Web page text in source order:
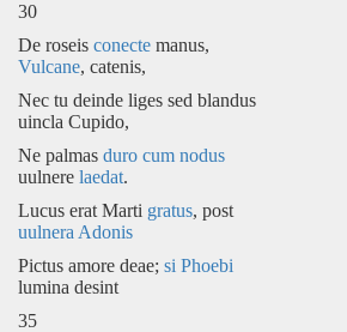
30
De roseis conecte manus,
Vulcane, catenis,
Nec tu deinde liges sed blandus
uincla Cupido,
Ne palmas duro cum nodus
uulnere laedat.
Lucus erat Marti gratus, post
uulnera Adonis
Pictus amore deae; si Phoebi
lumina desint
35